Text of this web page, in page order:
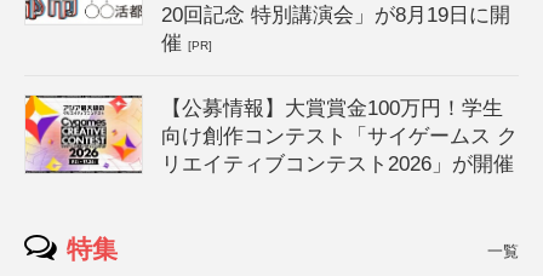
20回記念 特別講演会」が8月19日に開
催[PR]
【公募情報】大賞賞金100万円！学生
向け創作コンテスト「サイゲームス ク
リエイティブコンテスト2026」が開催
特集 一覧